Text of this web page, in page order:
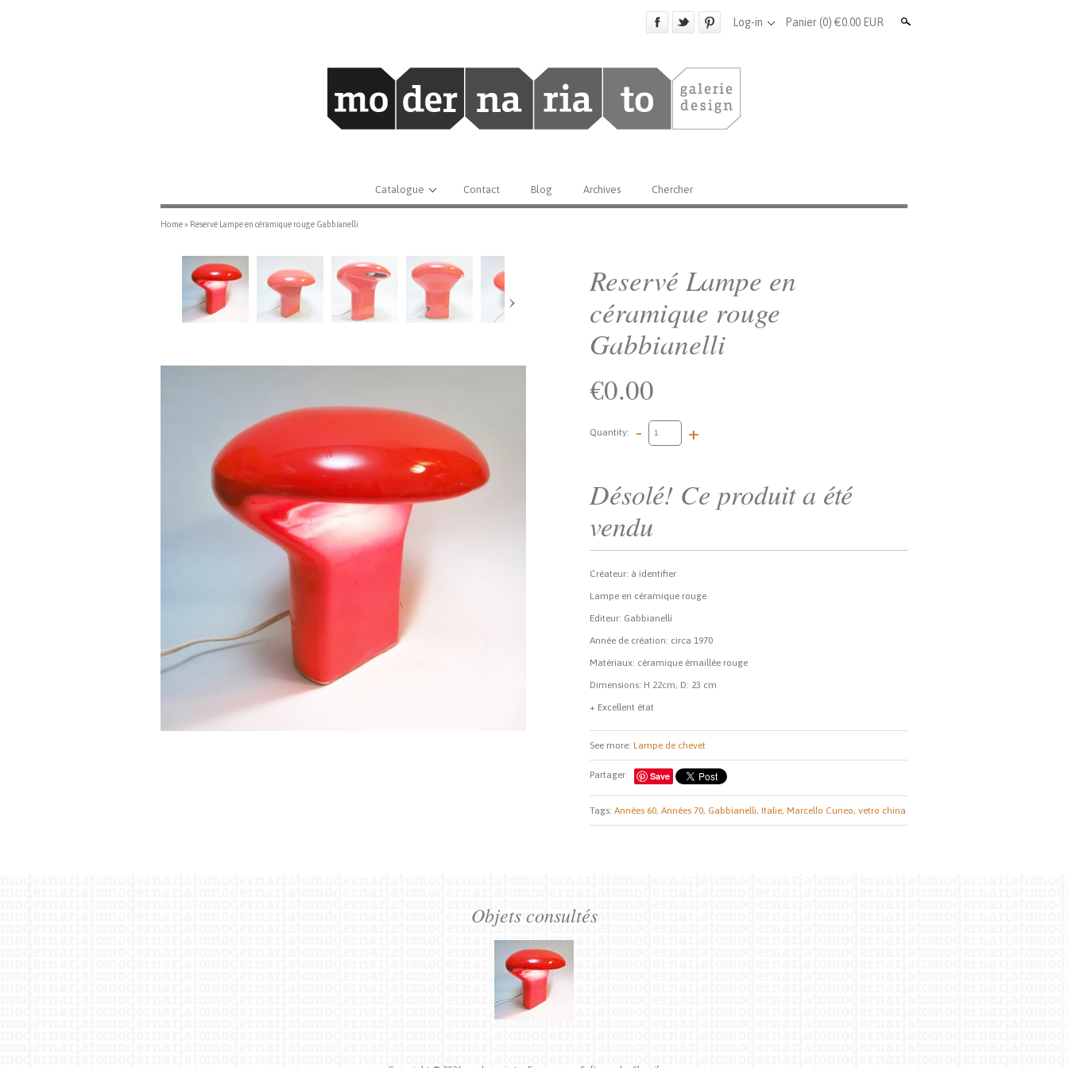
Log-in Panier(0) €0.00 EUR
Catalogue Contact Blog Archives Chercher
Home» Reservé Lampe en céramique rouge Gabbianelli
›
Reservé Lampe en
céramique rouge
Gabbianelli
€0.00
Quantity: - +
Désolé! Ce produit a été
vendu
Créateur: à identifier
Lampe en céramique rouge
Editeur: Gabbianelli
Année de création: circa 1970
Matériaux: céramique émaillée rouge
Dimensions: H 22cm, D: 23 cm
+ Excellent état
See more: Lampe de chevet
Partager Save
Tags: Années 60, Années 70, Gabbianelli, Italie, Marcello Cuneo, vetro china
Objets consultés